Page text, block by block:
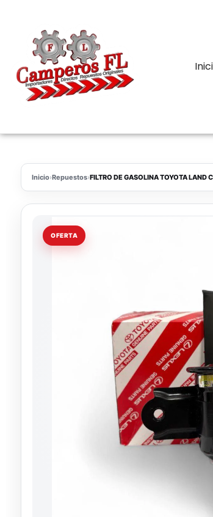
Inicio›Repuestos›FILTRO DE GASOLINA TOYOTA LAND
OFERTA